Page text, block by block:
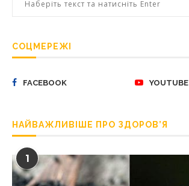
СОЦМЕРЕЖІ
FACEBOOK YOUTUBE
НАЙВАЖЛИВІШЕ ПРО ЗДОРОВ’Я
1